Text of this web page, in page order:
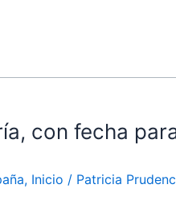
con fecha
, Inicio / Patricia